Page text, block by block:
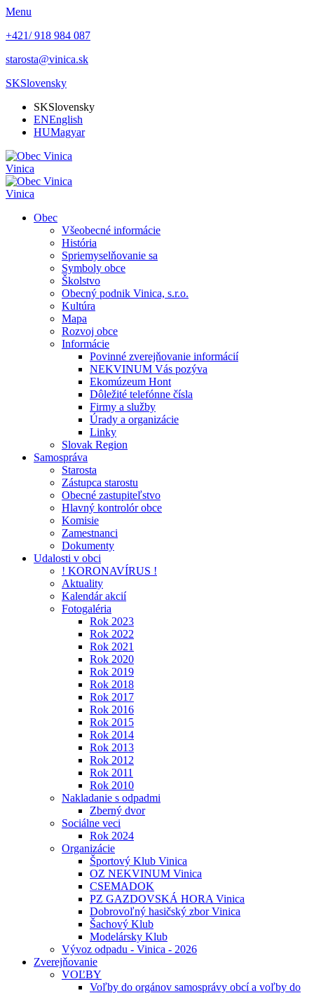
Menu
+421/ 918 984 087
starosta@vinica.sk
SKSlovensky
SKSlovensky
ENEnglish
HUMagyar
Vinica
Vinica
Obec
Všeobecné informácie
História
Spriemyselňovanie sa
Symboly obce
Školstvo
Obecný podnik Vinica, s.r.o.
Kultúra
Mapa
Rozvoj obce
Informácie
Povinné zverejňovanie informácií
NEKVINUM Vás pozýva
Ekomúzeum Hont
Dôležité telefónne čísla
Firmy a služby
Úrady a organizácie
Linky
Slovak Region
Samospráva
Starosta
Zástupca starostu
Obecné zastupiteľstvo
Hlavný kontrolór obce
Komisie
Zamestnanci
Dokumenty
Udalosti v obci
! KORONAVÍRUS !
Aktuality
Kalendár akcií
Fotogaléria
Rok 2023
Rok 2022
Rok 2021
Rok 2020
Rok 2019
Rok 2018
Rok 2017
Rok 2016
Rok 2015
Rok 2014
Rok 2013
Rok 2012
Rok 2011
Rok 2010
Nakladanie s odpadmi
Zberný dvor
Sociálne veci
Rok 2024
Organizácie
Športový Klub Vinica
OZ NEKVINUM Vinica
CSEMADOK
PZ GAZDOVSKÁ HORA Vinica
Dobrovoľný hasičský zbor Vinica
Šachový Klub
Modelársky Klub
Vývoz odpadu - Vinica - 2026
Zverejňovanie
VOĽBY
Voľby do orgánov samosprávy obcí a voľby do